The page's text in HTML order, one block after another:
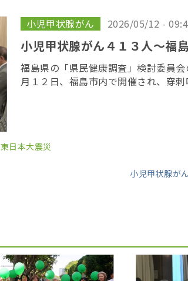
小児甲状腺がん 2026/05/12 -
小児甲状腺がん４１３人〜福
福島県の「県民健康調査」検討委員
月１２日、福島市内で開催され、穿
東日本大震災
小児甲状腺が